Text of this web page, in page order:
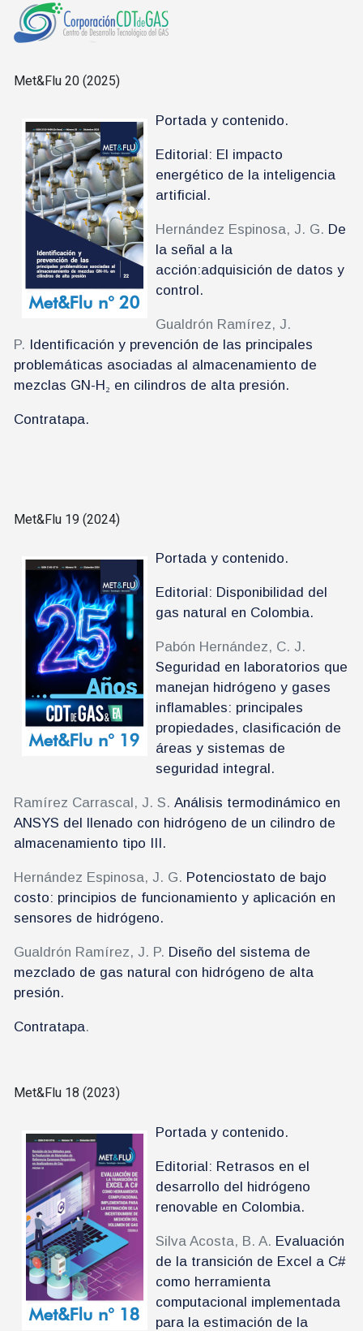
Met&Flu 20 (2025)
Portada y contenido.
Editorial: El impacto
energético de la inteligencia
artificial.
Hernández Espinosa, J. G. De
la señal a la
acción:adquisición de datos y
control.
Gualdrón Ramírez, J.
P. Identificación y prevención de las principales
problemáticas asociadas al almacenamiento de
mezclas GN-H₂ en cilindros de alta presión.
Contratapa.
Met&Flu 19 (2024)
Portada y contenido.
Editorial: Disponibilidad del
gas natural en Colombia.
Pabón Hernández, C. J.
Seguridad en laboratorios que
manejan hidrógeno y gases
inflamables: principales
propiedades, clasificación de
áreas y sistemas de
seguridad integral.
Ramírez Carrascal, J. S. Análisis termodinámico en
ANSYS del llenado con hidrógeno de un cilindro de
almacenamiento tipo III.
Hernández Espinosa, J. G. Potenciostato de bajo
costo: principios de funcionamiento y aplicación en
sensores de hidrógeno.
Gualdrón Ramírez, J. P. Diseño del sistema de
mezclado de gas natural con hidrógeno de alta
presión.
Contratapa.
Met&Flu 18 (2023)
Portada y contenido.
Editorial: Retrasos en el
desarrollo del hidrógeno
renovable en Colombia.
Silva Acosta, B. A. Evaluación
de la transición de Excel a C#
como herramienta
computacional implementada
para la estimación de la